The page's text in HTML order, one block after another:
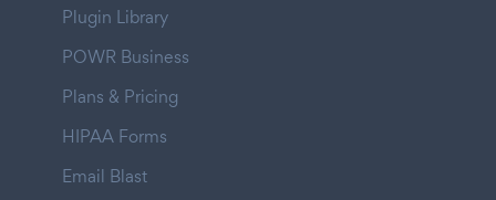
Plugin Library
POWR Business
Plans & Pricing
HIPAA Forms
Email Blast